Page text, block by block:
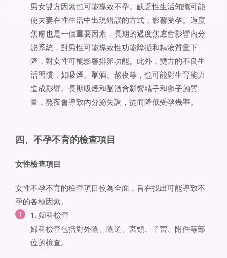
男女雙方因素也可能導致不孕。缺乏性生活知識可能
使夫妻在性生活中出現錯誤的方式，影響受孕。過度
焦慮也是一個重要因素，長期的過度焦慮會影響內分
泌系統，對男性可能導致性功能障礙和精液質量下
降，對女性可能影響排卵功能。此外，雙方的不良生
活習慣，如吸煙、酗酒、熬夜等，也可能對生育能力
造成影響。長期吸煙和酗酒會影響精子和卵子的質
量，熬夜會導致內分泌失調，從而降低受孕幾率。
四、不孕不育的檢查項目
女性檢查項目
女性不孕不育的檢查項目較為全面，旨在找出可能導致不
孕的各種因素。
1. 婦科檢查
婦科檢查包括對外陰、陰道、宮頸、子宮、附件等部
位的檢查。